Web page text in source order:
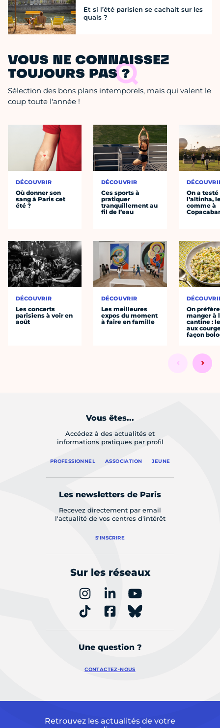
Et si l’été parisien se cachait sur les
quais ?
VOUS NE CONNAISSEZ
TOUJOURS PAS ?
Sélection des bons plans intemporels, mais qui valent le
coup toute l'année !
DÉCOUVRIR
Où donner son
sang à Paris cet
été ?
DÉCOUVRIR
Les concerts
parisiens à voir en
août
DÉCOUVRIR
Ces sports à
pratiquer
tranquillement au
fil de l’eau
DÉCOUVRIR
Les meilleures
expos du moment
à faire en famille
On a testé
l’altinha,
comme à
On préfère
manger à
cantine :
aux
façon
Vous êtes...
Accédez à des actualités et
informations pratiques par profil
PROFESSIONNEL ASSOCIATION JEUNE
Les newsletters de Paris
Recevez directement par email
l'actualité de vos centres d'intérêt
S'INSCRIRE
Sur les réseaux
Une question ?
CONTACTEZ-NOUS
Retrouvez les actualités de votre